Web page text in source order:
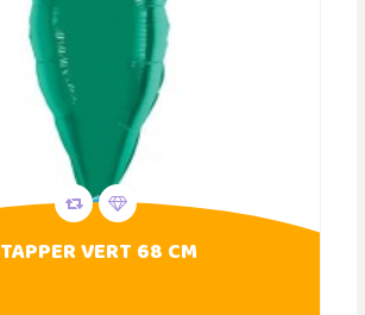
TAPPER VERT 68 CM